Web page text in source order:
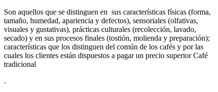
Son aquellos que se distinguen en sus características físicas (forma,
tamaño, humedad, apariencia y defectos), sensoriales (olfativas,
visuales y gustativas), prácticas culturales (recolección, lavado,
secado) y en sus procesos finales (tostión, molienda y preparación);
características que los distinguen del común de los cafés y por las
cuales los clientes están dispuestos a pagar un precio superior Café
tradicional
.